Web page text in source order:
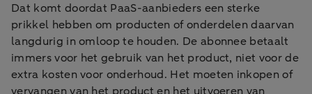
Dat komt doordat PaaS-aanbieders een sterke
prikkel hebben om producten of onderdelen daarvan
langdurig in omloop te houden. De abonnee betaalt
immers voor het gebruik van het product, niet voor de
extra kosten voor onderhoud. Het moeten inkopen of